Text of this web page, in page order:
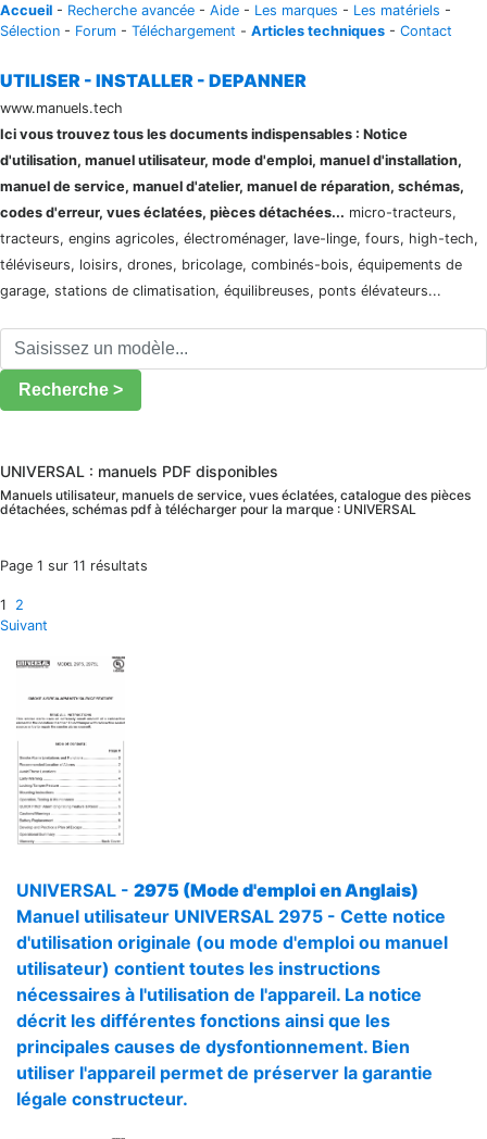
Accueil - Recherche avancée - Aide - Les marques - Les matériels -
Sélection - Forum - Téléchargement - Articles techniques - Contact
UTILISER - INSTALLER - DEPANNER
www.manuels.tech
Ici vous trouvez tous les documents indispensables : Notice
d'utilisation, manuel utilisateur, mode d'emploi, manuel d'installation,
manuel de service, manuel d'atelier, manuel de réparation, schémas,
codes d'erreur, vues éclatées, pièces détachées... micro-tracteurs,
tracteurs, engins agricoles, électroménager, lave-linge, fours, high-tech,
téléviseurs, loisirs, drones, bricolage, combinés-bois, équipements de
garage, stations de climatisation, équilibreuses, ponts élévateurs...
Recherche >
UNIVERSAL : manuels PDF disponibles
Manuels utilisateur, manuels de service, vues éclatées, catalogue des pièces
détachées, schémas pdf à télécharger pour la marque : UNIVERSAL
Page 1 sur 11 résultats
1 2
Suivant
UNIVERSAL - 2975 (Mode d'emploi en Anglais)
Manuel utilisateur UNIVERSAL 2975 - Cette notice
d'utilisation originale (ou mode d'emploi ou manuel
utilisateur) contient toutes les instructions
nécessaires à l'utilisation de l'appareil. La notice
décrit les différentes fonctions ainsi que les
principales causes de dysfontionnement. Bien
utiliser l'appareil permet de préserver la garantie
légale constructeur.